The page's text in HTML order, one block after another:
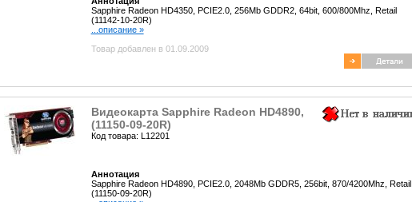
Sapphire Radeon HD4350, PCIE2.0, 256Mb GDDR2, 64bit, 600/800Mhz, Retail
(11142-10-20R)
...описание »
Товар добавлен в 01.09.2009
Видеокарта Sapphire Radeon HD4890,
(11150-09-20R)
Код товара: L12201
Аннотация
Sapphire Radeon HD4890, PCIE2.0, 2048Mb GDDR5, 256bit, 870/4200Mhz, Retail
(11150-09-20R)